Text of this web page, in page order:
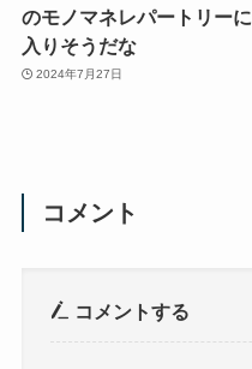
のモノマネレパートリーに
入りそうだな
2024年7月27日
コメント
コメントする